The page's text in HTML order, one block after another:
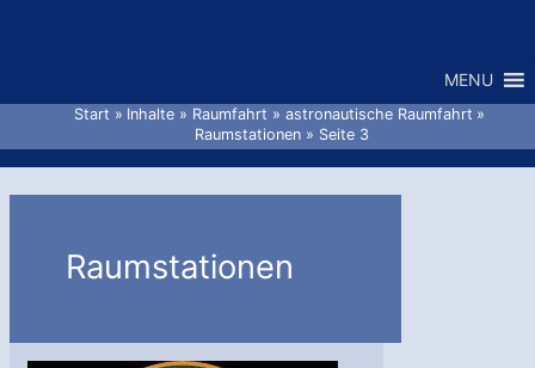
MENU
Start Inhalte Raumfahrt
astronautische Raumfahrt
Raumstationen
Seite 3
Raumstationen